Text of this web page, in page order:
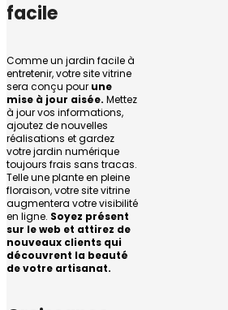
facile
Comme un jardin facile à
entretenir, votre site vitrine
sera conçu pour une
mise à jour aisée. Mettez
à jour vos informations,
ajoutez de nouvelles
réalisations et gardez
votre jardin numérique
toujours frais sans tracas.
Telle une plante en pleine
floraison, votre site vitrine
augmentera votre visibilité
en ligne. Soyez présent
sur le web et attirez de
nouveaux clients qui
découvrent la beauté
de votre artisanat.